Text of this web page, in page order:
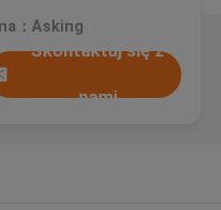
：Asking
Skontaktuj się z
nami